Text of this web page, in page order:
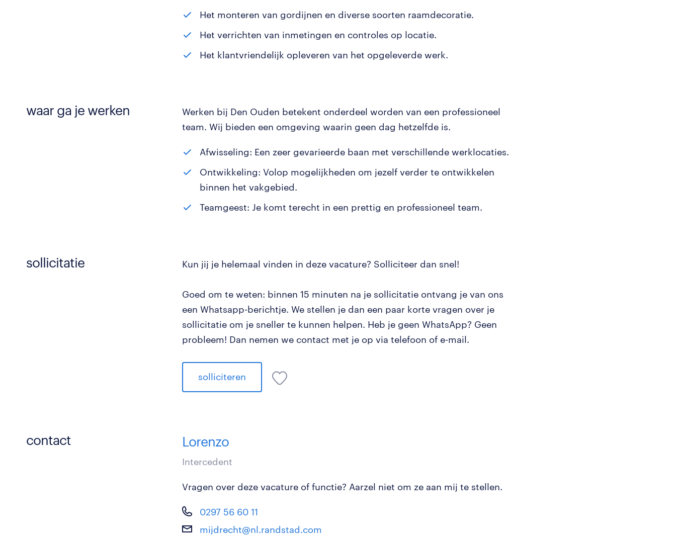
Het monteren van gordijnen en diverse soorten raamdecoratie.
Het verrichten van inmetingen en controles op locatie.
Het klantvriendelijk opleveren van het opgeleverde werk.
waar ga je werken
Werken bij Den Ouden betekent onderdeel worden van een professioneel
team. Wij bieden een omgeving waarin geen dag hetzelfde is.
Afwisseling: Een zeer gevarieerde baan met verschillende werklocaties.
Ontwikkeling: Volop mogelijkheden om jezelf verder te ontwikkelen
binnen het vakgebied.
Teamgeest: Je komt terecht in een prettig en professioneel team.
sollicitatie Kun jij je helemaal vinden in deze vacature? Solliciteer dan snel!
Goed om te weten: binnen 15 minuten na je sollicitatie ontvang je van ons
een Whatsapp-berichtje. We stellen je dan een paar korte vragen over je
sollicitatie om je sneller te kunnen helpen. Heb je geen WhatsApp? Geen
probleem! Dan nemen we contact met je op via telefoon of e-mail.
solliciteren
contact Lorenzo
Intercedent
Vragen over deze vacature of functie? Aarzel niet om ze aan mij te stellen.
0297 56 60 11
mijdrecht@nl.randstad.com